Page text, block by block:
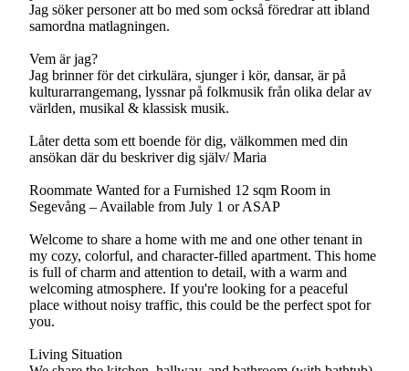
Jag söker personer att bo med som också föredrar att ibland
samordna matlagningen.
Vem är jag?
Jag brinner för det cirkulära, sjunger i kör, dansar, är på
kulturarrangemang, lyssnar på folkmusik från olika delar av
världen, musikal & klassisk musik.
Låter detta som ett boende för dig, välkommen med din
ansökan där du beskriver dig själv/ Maria
Roommate Wanted for a Furnished 12 sqm Room in
Segevång – Available from July 1 or ASAP
Welcome to share a home with me and one other tenant in
my cozy, colorful, and character-filled apartment. This home
is full of charm and attention to detail, with a warm and
welcoming atmosphere. If you're looking for a peaceful
place without noisy traffic, this could be the perfect spot for
you.
Living Situation